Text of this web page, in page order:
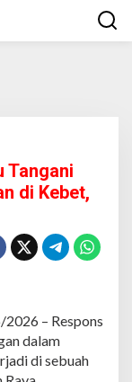
Tangani
di Kebet,
– Respons
dalam
di sebuah